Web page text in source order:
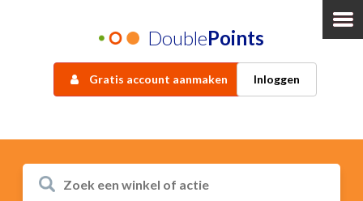
DoublePoints
Gratis account aanmaken Inloggen